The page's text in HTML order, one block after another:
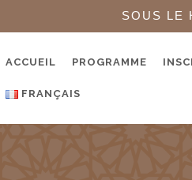
SOUS LE
ACCUEIL PROGRAMME
FRANÇAIS